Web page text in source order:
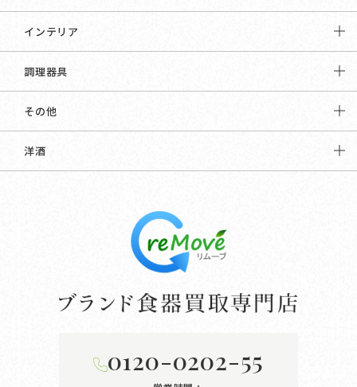
インテリア
調理器具
その他
洋酒
0120-0202-55